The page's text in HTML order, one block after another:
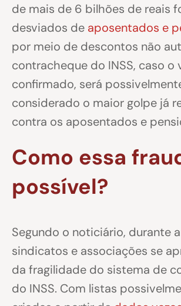
de mais de 6 bilhões de reais
desviados de aposentados e
por meio de descontos não
contracheque do INSS, caso o
confirmado, será
considerado o maior golpe já
contra os aposentados e
Como essa
possível?
Segundo o noticiário, durante
sindicatos e associações se
da fragilidade do sistema de
do INSS. Com listas